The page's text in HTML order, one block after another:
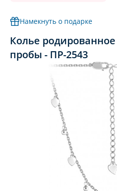
Намекнуть о подарке
Колье родированное
пробы - ПР-2543